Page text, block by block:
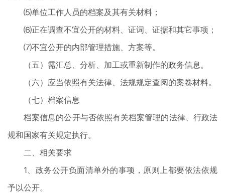
⑸单位工作人员的档案及其有关材料；
⑹正在调查不宜公开的材料、证词、证据和其它事项；
⑺不宜公开的内部管理措施、方案等。
（五）需汇总、分析、加工或重新制作的政务信息。
（六）应当依照有关法律、法规规定查阅的案卷材料。
（七）档案信息
档案信息的公开与否依照有关档案管理的法律、行政法
规和国家有关规定执行。
二、相关要求
1、政务公开负面清单外的事项，原则上都要依法依规
予以公开。